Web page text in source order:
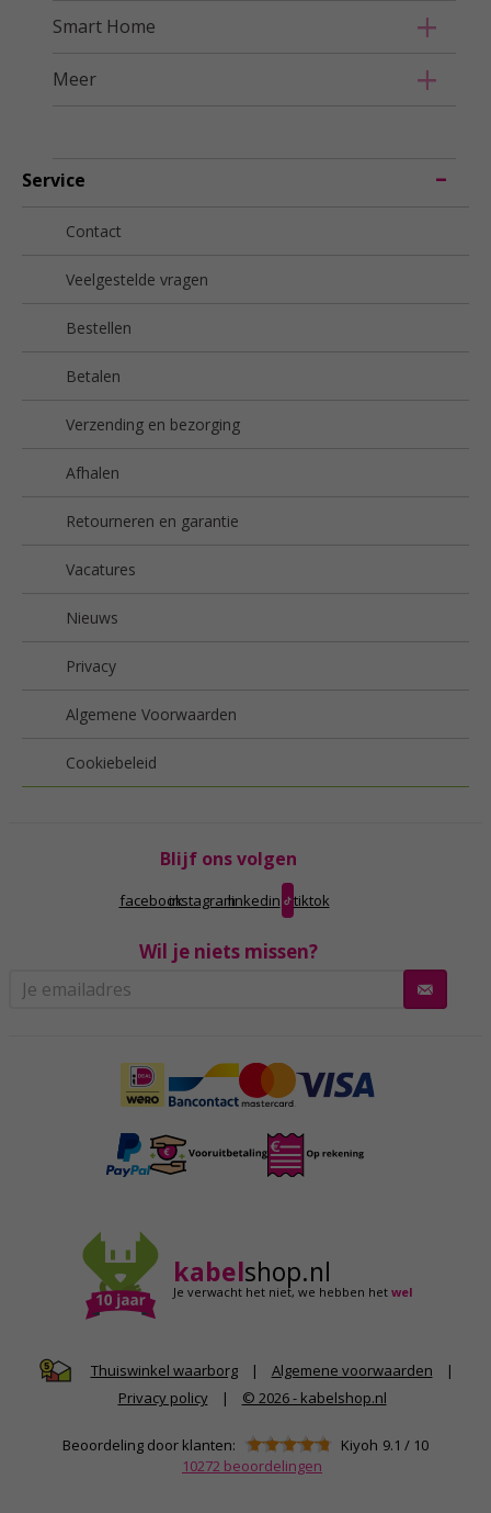
Smart Home
Meer
Service
Contact
Veelgestelde vragen
Bestellen
Betalen
Verzending en bezorging
Afhalen
Retourneren en garantie
Vacatures
Nieuws
Privacy
Algemene Voorwaarden
Cookiebeleid
Blijf ons volgen
facebookinstagramlinkedin tiktok
Wil je niets missen?
kabelshop.nl
Je verwacht het niet,we hebben hetwel
Thuiswinkel waarborg | Algemene voorwaarden
|
Privacy policy
| © 2026 - kabelshop.nl
Beoordeling door klanten: Kiyoh 9.1 / 10
10272 beoordelingen